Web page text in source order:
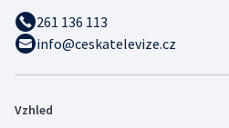
261 136 113
info@ceskatelevize.cz
Vzhled